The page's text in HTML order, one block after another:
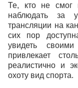
Те, кто не смог
наблюдать за
трансляции на
сих пор
увидеть
привлекает
реалистично и
охоту вид спорта.